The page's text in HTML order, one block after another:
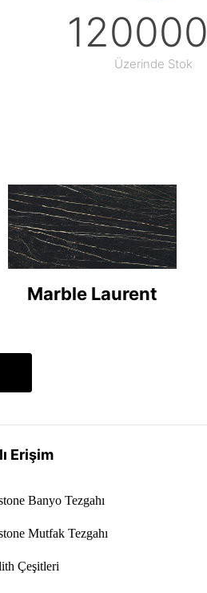
120000
Üzerinde Stok
Marble Laurent
Erişim
Banyo Tezgahı
Mutfak Tezgahı
Çeşitleri